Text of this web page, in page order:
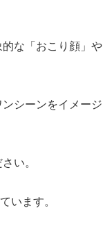
な「おこり顔」や
シーンをイメージ
い。
います。